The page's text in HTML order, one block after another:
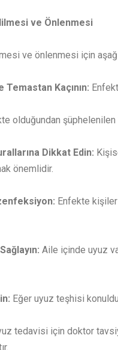
ve Önlenmesi
ve önlenmesi için
Kaçının:
olduğundan
Dikkat Edin:
önemlidir.
Enfekte
Aile içinde uyuz
Eğer uyuz teşhisi
tedavisi için doktor